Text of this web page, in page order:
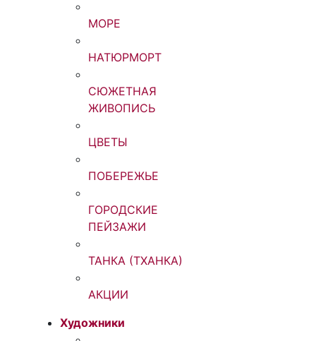
МОРЕ
НАТЮРМОРТ
СЮЖЕТНАЯ
ЖИВОПИСЬ
ЦВЕТЫ
ПОБЕРЕЖЬЕ
ГОРОДСКИЕ
ПЕЙЗАЖИ
ТАНКА (ТХАНКА)
АКЦИИ
Художники